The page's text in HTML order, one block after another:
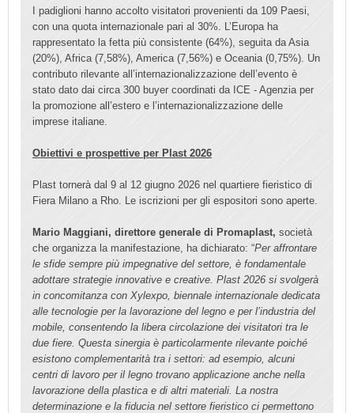
I padiglioni hanno accolto visitatori provenienti da 109 Paesi,
con una quota internazionale pari al 30%. L’Europa ha
rappresentato la fetta più consistente (64%), seguita da Asia
(20%), Africa (7,58%), America (7,56%) e Oceania (0,75%). Un
contributo rilevante all’internazionalizzazione dell’evento è
stato dato dai circa 300 buyer coordinati da ICE - Agenzia per
la promozione all’estero e l’internazionalizzazione delle
imprese italiane.
Obiettivi e prospettive per Plast 2026
Plast tornerà dal 9 al 12 giugno 2026 nel quartiere fieristico di
Fiera Milano a Rho. Le iscrizioni per gli espositori sono aperte.
Mario Maggiani, direttore generale di Promaplast, società
che organizza la manifestazione, ha dichiarato: “Per affrontare
le sfide sempre più impegnative del settore, è fondamentale
adottare strategie innovative e creative. Plast 2026 si svolgerà
in concomitanza con Xylexpo, biennale internazionale dedicata
alle tecnologie per la lavorazione del legno e per l’industria del
mobile, consentendo la libera circolazione dei visitatori tra le
due fiere. Questa sinergia è particolarmente rilevante poiché
esistono complementarità tra i settori: ad esempio, alcuni
centri di lavoro per il legno trovano applicazione anche nella
lavorazione della plastica e di altri materiali. La nostra
determinazione e la fiducia nel settore fieristico ci permettono